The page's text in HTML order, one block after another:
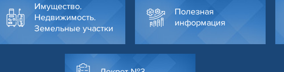
Имущество.
Недвижимость.
Земельные участки
Полезная
информация